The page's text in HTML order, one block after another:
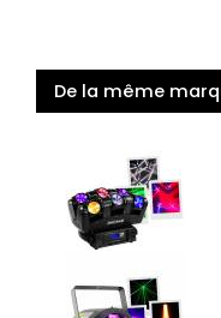
De la même